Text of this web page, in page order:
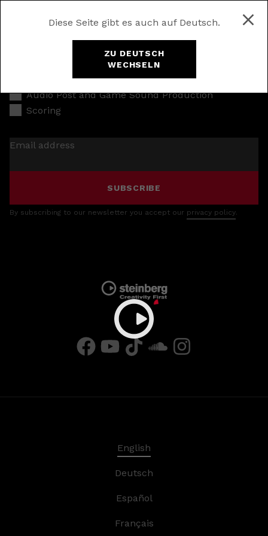
Diese Seite gibt es auch auf Deutsch.
ZU DEUTSCH
WECHSELN
Music Production
Audio Post and Game Sound Production
Scoring
Email address
SUBSCRIBE
By subscribing to our newsletter you accept our privacy policy.
English
Deutsch
Español
Français